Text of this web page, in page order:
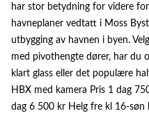
har stor betydning for videre
havneplaner vedtatt i Moss
utbygging av havnen i byen.
med pivothengte dører, har du
klart glass eller det populære
HBX med kamera Pris 1 dag
dag 6 500 kr Helg fre kl 16-søn